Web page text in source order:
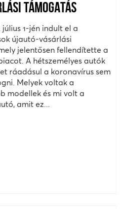
TÁMOGATÁS
július 1-jén indult el a
újautó-vásárlási
jelentősen fellendítette a
A hétszemélyes autók
ráadásul a koronavírus sem
Melyek voltak a
modellek és mi volt a
amit ez...